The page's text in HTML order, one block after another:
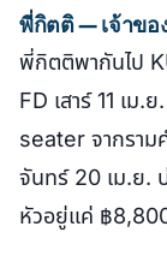
พี่กิตติ — เจ้าขอ
พี่กิตติพากันไป
FD เสาร์ 11 เ
seater จากรา
จันทร์ 20 เม.ย.
หัวอยู่แค่ ฿